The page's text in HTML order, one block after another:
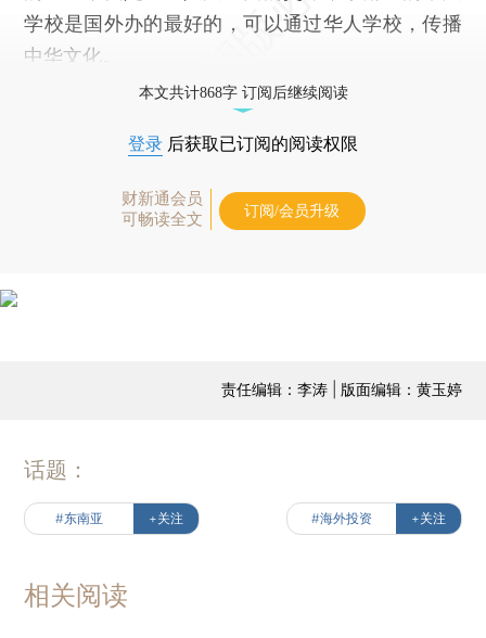
学校是国外办的最好的，可以通过华人学校，传播
中华文化。
本文共计868字 订阅后继续阅读
登录 后获取已订阅的阅读权限
财新通会员
可畅读全文
订阅/会员升级
责任编辑：李涛 | 版面编辑：黄玉婷
话题：
#东南亚 +关注 #海外投资 +关注
相关阅读